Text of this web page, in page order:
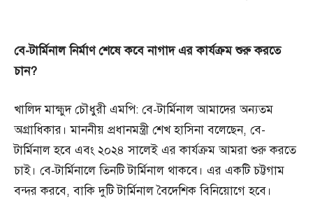
বে-টার্মিনালনির্মাণশেষেকবেনাগাদএরকার্যক্রমশুরুকরতে
চান?
খালিদ মাহ্মুদ চৌধুরী এমপি: বে-টার্মিনাল আমাদের অন্যতম
অগ্রাধিকার। মাননীয় প্রধানমন্ত্রী শেখ হাসিনা বলেছেন, বে-
টার্মিনাল হবে এবং ২০২৪ সালেই এর কার্যক্রম আমরা শুরু করতে
চাই। বে-টার্মিনালে তিনটি টার্মিনাল থাকবে। এর একটি চট্টগাম
বন্দর করবে, বাকি দুটি টার্মিনাল বৈদেশিক বিনিয়োগে হবে।